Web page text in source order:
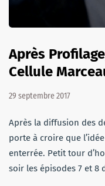
Après
Cellule
29 septembre 2017
Après la diffusion des
porte à croire que
enterrée. Petit tour
soir les épisodes 7 et 8